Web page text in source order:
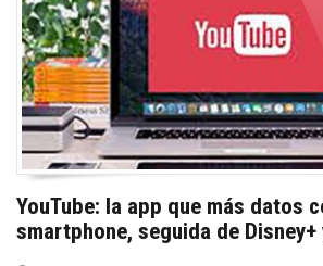
YouTube: la app que más datos
smartphone, seguida de